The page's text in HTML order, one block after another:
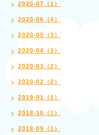
2020-07（1）
2020-06（4）
2020-05（3）
2020-04（3）
2020-03（2）
2020-02（2）
2019-01（1）
2018-10（1）
2018-09（1）